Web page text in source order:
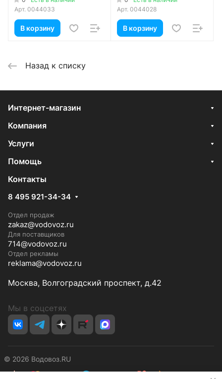
Арт. 0044033
В корзину
Арт. 0044028
В корзину
Назад к списку
Интернет-магазин
Компания
Услуги
Помощь
Контакты
8 495 921-34-34
Отдел продаж
zakaz@vodovoz.ru
Для поставщиков
714@vodovoz.ru
Отдел рекламы
reklama@vodovoz.ru
Москва, Волгоградский проспект, д.42
Мы в соцсетях
© 2026 Водовоз.RU